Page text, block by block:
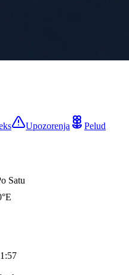
Upozorenja Pelud
Satu
°E
:57